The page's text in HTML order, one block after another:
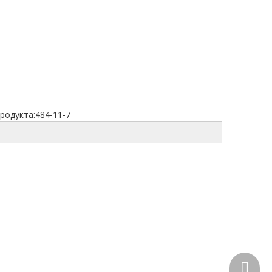
484-11-7
+86-